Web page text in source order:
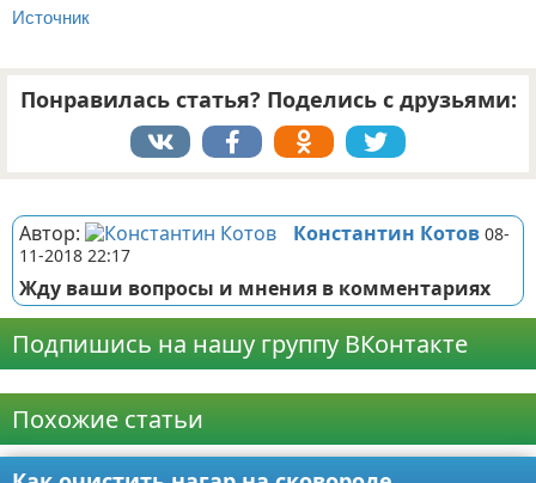
Источник
Понравилась статья? Поделись с друзьями:
Автор: Константин Котов 08-
11-2018 22:17
Жду ваши вопросы и мнения в комментариях
Подпишись на нашу группу ВКонтакте
Похожие статьи